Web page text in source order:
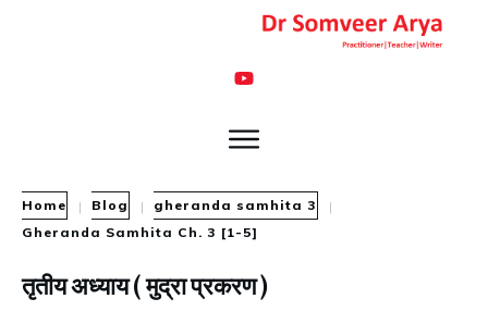
Home | Blog | gheranda samhita 3
|
Gheranda Samhita Ch. 3 [1-5]
तृतीय अध्याय ( मुद्रा प्रकरण )